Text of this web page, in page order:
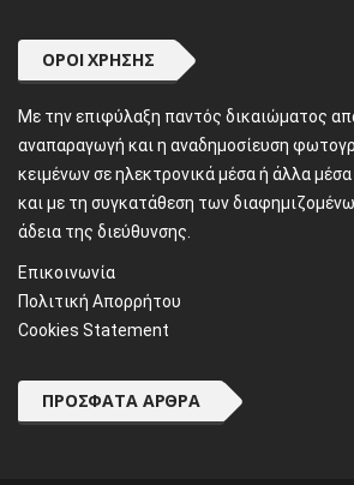
ΌΡΟΙ ΧΡΉΣΗΣ
Mε την επιφύλαξη παντός δικαιώματος
αναπαραγωγή και η αναδημοσίευση
κειμένων σε ηλεκτρονικά μέσα ή άλλα
και με τη συγκατάθεση των
άδεια της διεύθυνσης.
Επικοινωνία
Πολιτική Απορρήτου
Cookies Statement
ΠΡΌΣΦΑΤΑ ΆΡΘΡΑ